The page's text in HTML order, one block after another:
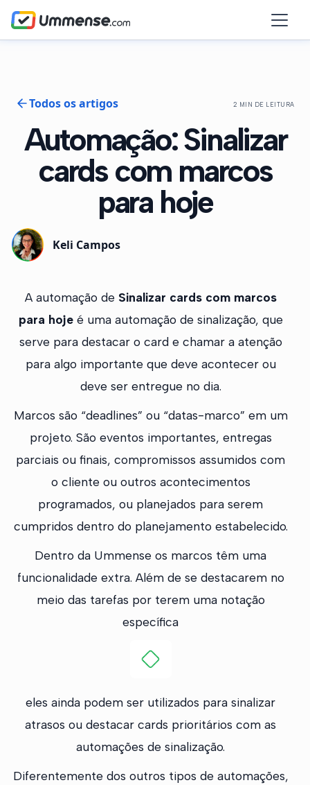
Todos os artigos 2 MIN DE LEITURA
Automação: Sinalizar
cards com marcos
para hoje
Keli Campos
A automação de Sinalizar cards com marcos
para hojeé uma automação de sinalização, que
serve para destacar o card e chamar a atenção
para algo importante que deve acontecer ou
deve ser entregue no dia.
Marcos são “deadlines” ou “datas-marco” em um
projeto. São eventos importantes, entregas
parciais ou finais, compromissos assumidos com
o cliente ou outros acontecimentos
programados, ou planejados para serem
cumpridos dentro do planejamento estabelecido.
Dentro da Ummense os marcos têm uma
funcionalidade extra. Além de se destacarem no
meio das tarefas por terem uma notação
específica
eles ainda podem ser utilizados para sinalizar
atrasos ou destacar cards prioritários com as
automações de sinalização.
Diferentemente dos outros tipos de automações,